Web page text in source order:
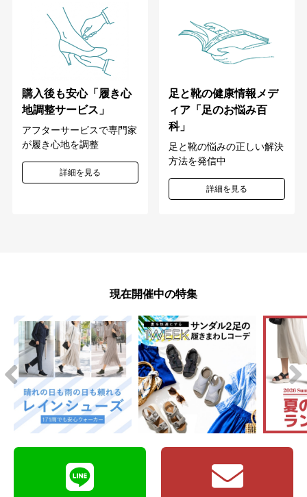
購入後も安心「履き心
地調整サービス」
アフターサービスで専門家
が履き心地を調整
詳細を見る
足と靴の健康情報メデ
ィア「足のお悩み百
科」
足と靴の悩みの正しい解決
方法を発信中
詳細を見る
現在開催中の特集